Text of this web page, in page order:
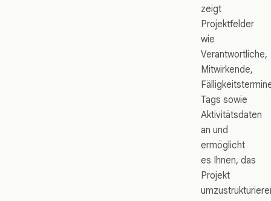
zeigt
Projektfelder
wie
Verantwortliche,
Mitwirkende,
Tags sowie
Aktivitätsdaten
an und
ermöglicht
es Ihnen, das
Projekt